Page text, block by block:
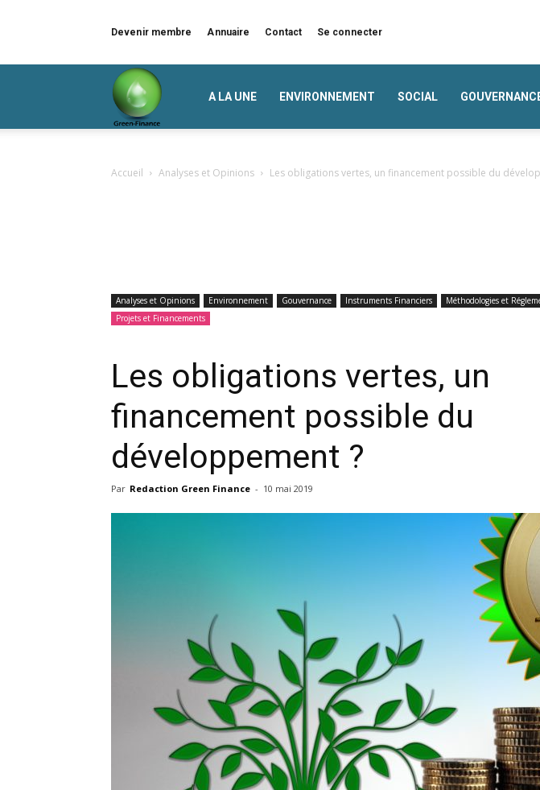
Devenir membre Annuaire Contact Se connecter
A LA UNE ENVIRONNEMENT SOCIAL
Accueil Analyses et Opinions Les obligations vertes, un financement possible du
Analyses et Opinions Environnement Gouvernance Instruments Financiers
Méthodologies et
Projets et Financements
Les obligations vertes, un
financement possible du
développement ?
Par Redaction Green Finance - 10 mai 2019